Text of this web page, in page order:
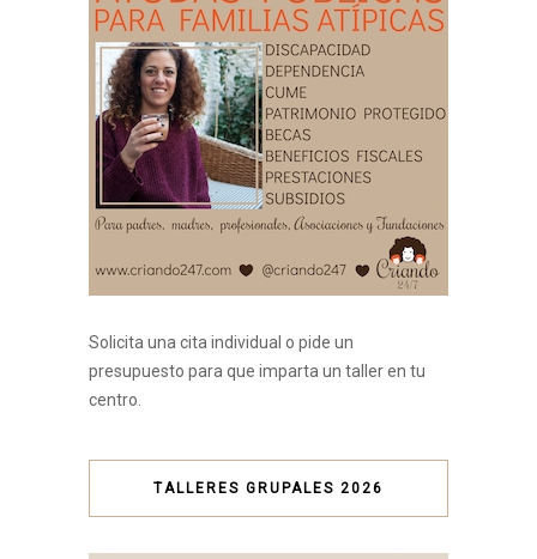
Solicita una cita individual o pide un
presupuesto para que imparta un taller en tu
centro.
TALLERES GRUPALES 2026